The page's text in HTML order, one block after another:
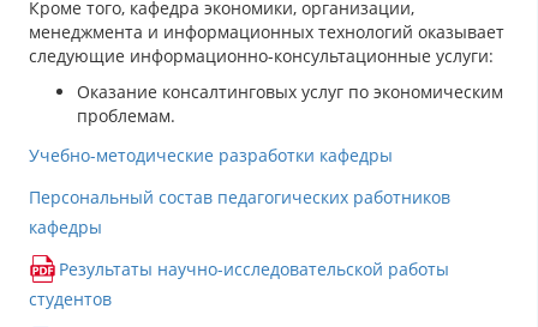
Кроме того, кафедра экономики, организации,
менеджмента и информационных технологий оказывает
следующие информационно-консультационные услуги:
Оказание консалтинговых услуг по экономическим
проблемам.
Учебно-методические разработки кафедры
Персональный состав педагогических работников
кафедры
Результаты научно-исследовательской работы
студентов